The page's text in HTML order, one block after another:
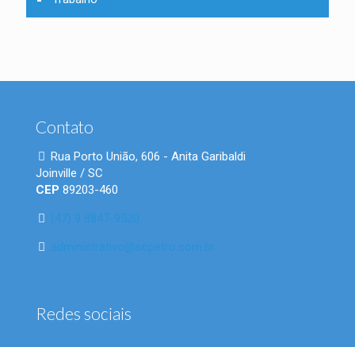
Contato
Rua Porto União, 606 - Anita Garibaldi
Joinville / SC
CEP 89203-460
(47) 9 8847-9520
administrativo@scpetro.com.br
Redes sociais